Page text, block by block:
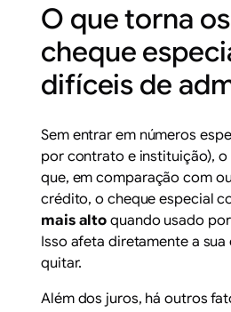
O que torna
cheque
difíceis de
Sem entrar em números
por contrato e instituição),
que, em comparação com
crédito, o cheque especial
mais alto quando usado
Isso afeta diretamente a
quitar.
Além dos juros, há outros